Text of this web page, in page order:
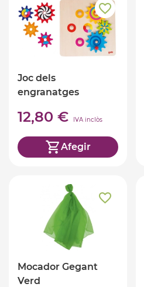
Joc dels
engranatges
12,80 € IVA inclòs
Afegir
Mocador Gegant
Verd